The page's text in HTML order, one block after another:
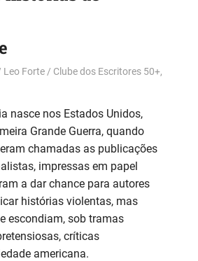
Leo Forte Clube dos Escritores 50+,
nasce nos Estados Unidos,
Grande Guerra, quando
chamadas as publicações
impressas em papel
a dar chance para autores
histórias violentas, mas
escondiam, sob tramas
críticas
americana.